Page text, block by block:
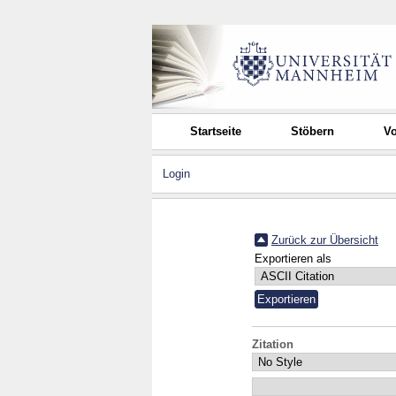
Startseite Stöbern
Login
Zurück zur Übersicht
Exportieren als
Zitation